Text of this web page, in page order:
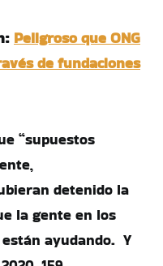
Peligroso que ONG
de fundaciones
“supuestos
detenido la
la gente en los
ayudando. Y